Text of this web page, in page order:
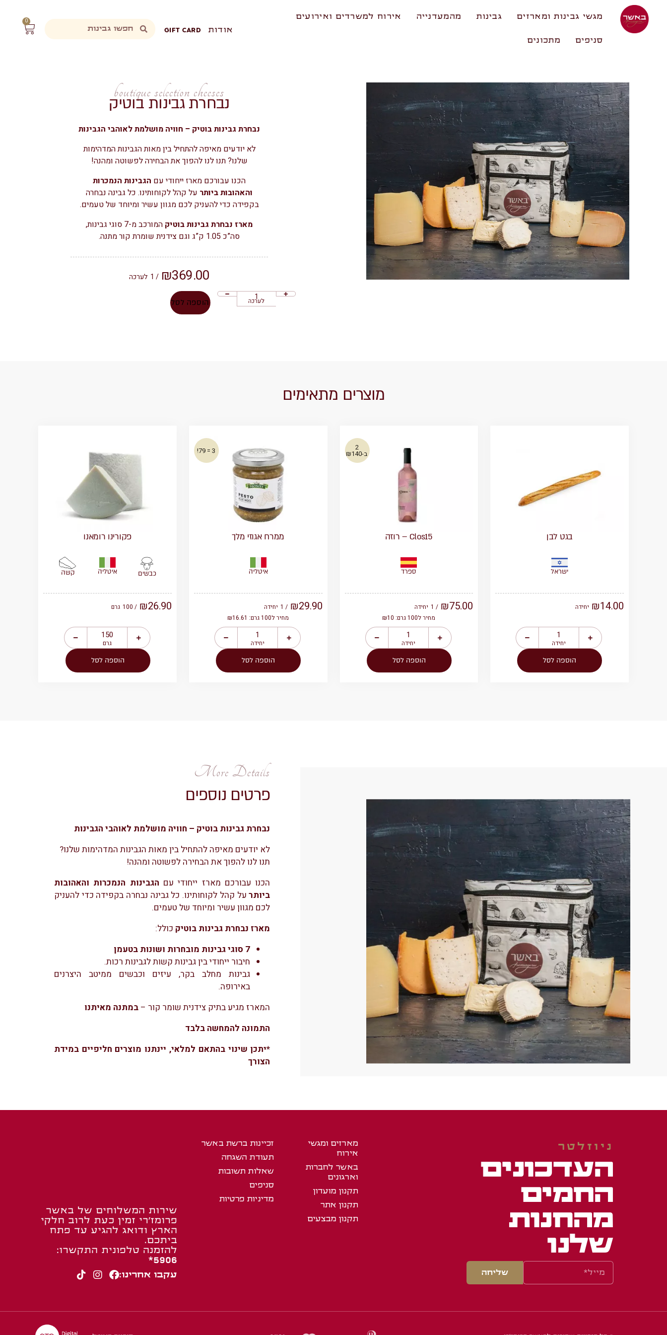
מגשי גבינות ומארזים גבינות מהמעדנייה אירוח למשרדים ואירועים
סניפים מתכונים
אודות GIFT CARD
0
boutique selection cheeses
נבחרת גבינות בוטיק
נבחרת גבינות בוטיק – חוויה מושלמת לאוהבי הגבינות
לא יודעים מאיפה להתחיל בין מאות הגבינות המדהימות
שלנו? תנו לנו להפוך את הבחירה לפשוטה ומהנה!
הכנו עבורכם מארז ייחודי עם הגבינות הנמכרות
והאהובות ביותר על קהל לקוחותינו. כל גבינה נבחרה
בקפידה כדי להעניק לכם מגוון עשיר ומיוחד של טעמים.
מארז נבחרת גבינות בוטיק
המורכב מ-7 סוגי גבינות,
סה”כ 1.05 ק”ג וגם צידנית שומרת קור מתנה.
₪369.00
/ 1 לערכה
לערכה הוספה לסל
מוצרים מתאימים
בגט לבן
ישראל
₪14.00 יחידה
יחידה
הוספה לסל
2
ב-₪140
Clos15 – רוזה
ספרד
₪75.00
/ 1
יחידה
מחיר ל100 גרם: ₪10
יחידה
הוספה לסל
3 = 79!
ממרח אגוזי מלך
איטליה
₪29.90
/ 1
יחידה
מחיר ל100 גרם: ₪16.61
יחידה
הוספה לסל
פקורינו רומאנו
כבשים איטליה קשה
₪26.90
/ 100 גרם
גרם
הוספה לסל
More Details
פרטים נוספים
נבחרת גבינות בוטיק – חוויה מושלמת לאוהבי הגבינות
לא יודעים מאיפה להתחיל בין מאות הגבינות המדהימות שלנו?
תנו לנו להפוך את הבחירה לפשוטה ומהנה!
הכנו עבורכם מארז ייחודי עם הגבינות הנמכרות והאהובות
ביותרעל קהל לקוחותינו. כל גבינה נבחרה בקפידה כדי להעניק
לכם מגוון עשיר ומיוחד של טעמים.
מארז נבחרת גבינות בוטיק כולל:
7 סוגי גבינות מובחרות ושונות בטעמן
חיבור ייחודי בין גבינות קשות לגבינות רכות.
גבינות מחלב בקר, עיזים וכבשים ממיטב היצרנים
באירופה.
המארז מגיע בתיק צידנית שומר קור – במתנה מאיתנו
התמונה להמחשה בלבד
*יתכן שינוי בהתאם למלאי, יינתנו מוצרים חליפיים במידת
הצורך
ניוזלטר
העדכונים
החמים
מהחנות
שלנו
שליחה
מארזים ומגשי
אירוח
באשר לחברות
וארגונים
תקנון מועדון
תקנון אתר
תקנון מבצעים
זכיינות ברשת באשר
תעודת השגחה
שאלות תשובות
סניפים
מדיניות פרטיות
שירות המשלוחים של באשר
פרומז’רי זמין כעת לרוב חלקי
הארץ ודואג להגיע עד פתח
ביתכם.
להזמנה טלפונית התקשרו:
5906*
עקבו אחרינו: